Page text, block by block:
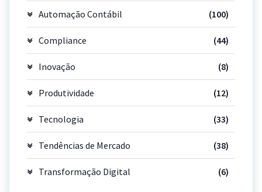
Automação Contábil (100)
Compliance (44)
Inovação (8)
Produtividade (12)
Tecnologia (33)
Tendências de Mercado (38)
Transformação Digital (6)